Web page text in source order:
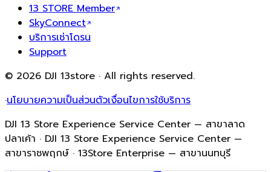
13 STORE Member
SkyConnect
บริการเช่าโดรน
Support
© 2026 DJI 13store · All rights reserved.
·นโยบายความเป็นส่วนตัวเงื่อนไขการใช้บริการ
DJI 13 Store Experience Service Center — สาขาลาด
ปลาเค้า · DJI 13 Store Experience Service Center —
สาขาราชพฤกษ์ · 13Store Enterprise — สาขานนทบุรี